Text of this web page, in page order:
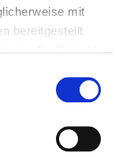
mit
bereitgestellt